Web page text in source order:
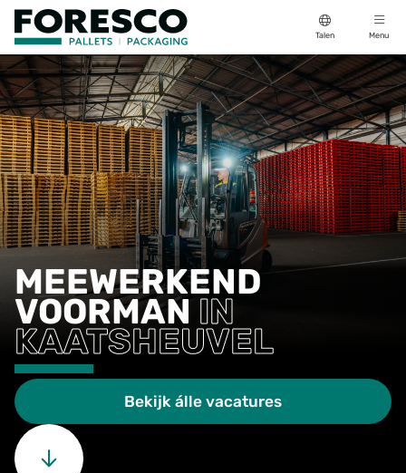
Talen Menu
MEEWERKEND
VOORMAN IN
KAATSHEUVEL
Bekijk álle vacatures